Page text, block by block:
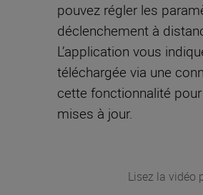
pouvez régler les
déclenchement à
L’application vous
téléchargée via une
cette fonctionnalité
mises à jour.
Lisez la vidéo